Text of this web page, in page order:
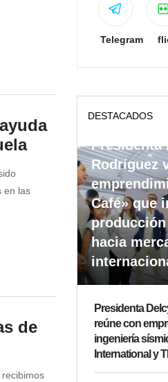
en las
de
Telegram
DESTACADOS
Presidenta
Rodríguez
Café» que
producción
hacia
Presidenta
reúne con
ingeniería
International y